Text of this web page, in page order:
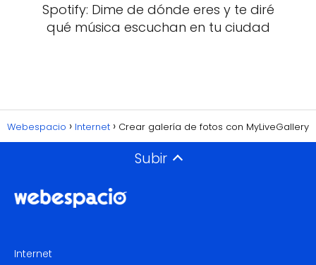
Spotify: Dime de dónde eres y te diré
qué música escuchan en tu ciudad
Webespacio Internet Crear galería de fotos con MyLiveGallery
Subir
Internet